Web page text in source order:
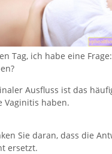
Tag, ich habe eine
Ausfluss ist das
Vaginitis haben.
Sie daran, dass die
ersetzt.